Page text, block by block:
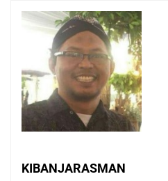
KIBANJARASMAN